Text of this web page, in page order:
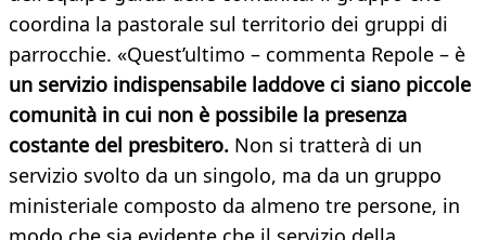
coordina la pastorale sul territorio dei gruppi di
parrocchie. «Quest’ultimo – commenta Repole – è
un servizio indispensabile laddove ci siano piccole
comunità in cui non è possibile la presenza
costante del presbitero. Non si tratterà di un
servizio svolto da un singolo, ma da un gruppo
ministeriale composto da almeno tre persone, in